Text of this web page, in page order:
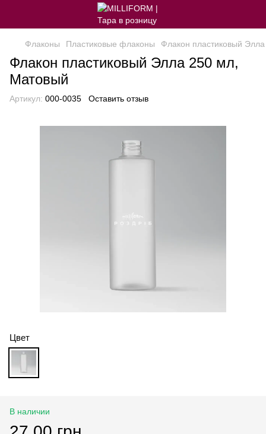
Флаконы Пластиковые флаконы Флакон пластиковый
Флакон пластиковый Элла 250 мл,
Матовый
Артикул: 000-0035 Оставить отзыв
Цвет
В наличии